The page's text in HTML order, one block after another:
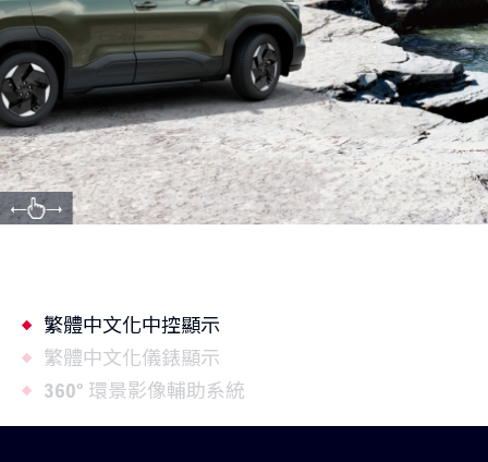
繁體中文化中控顯示
繁體中文化儀錶顯示
360° 環景影像輔助系統